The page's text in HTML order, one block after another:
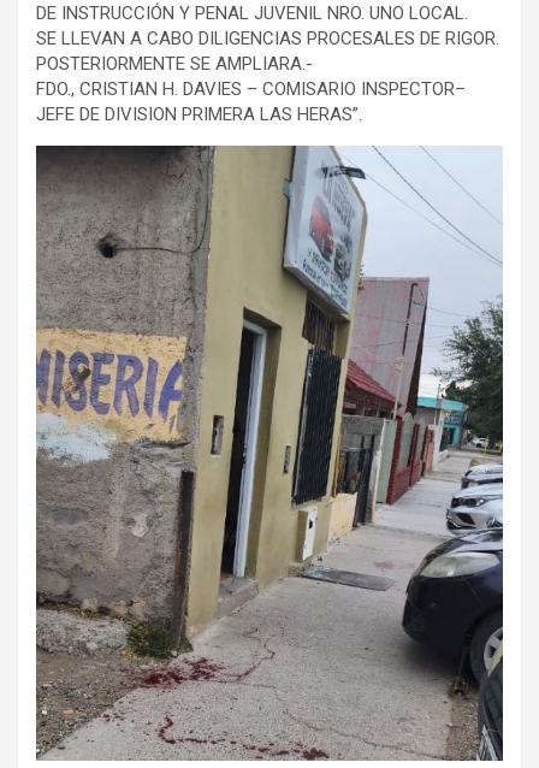
DE INSTRUCCIÓN Y PENAL JUVENIL NRO. UNO LOCAL.
SE LLEVAN A CABO DILIGENCIAS PROCESALES DE RIGOR.
POSTERIORMENTE SE AMPLIARA.-
FDO., CRISTIAN H. DAVIES – COMISARIO INSPECTOR–
JEFE DE DIVISION PRIMERA LAS HERAS”.